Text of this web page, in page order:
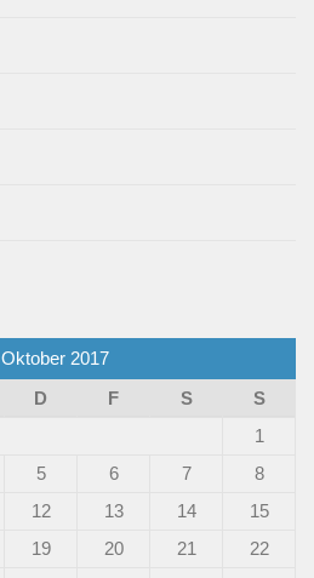
Oktober 2017
D F S
S
1
5 6 7
8
12 13 14
15
19 20 21
22